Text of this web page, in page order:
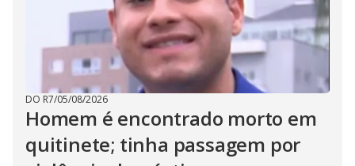
DO R7/05/08/2026
Homem é encontrado morto em
quitinete; tinha passagem por